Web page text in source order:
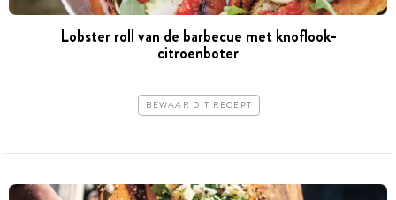
Lobster roll van de barbecue met knoflook-
citroenboter
BEWAAR DIT RECEPT